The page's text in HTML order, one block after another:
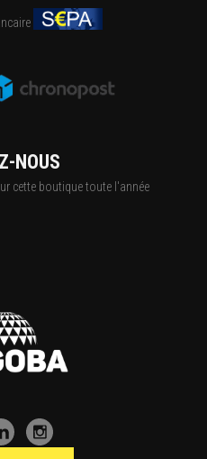
NOUS
cette boutique toute l'année